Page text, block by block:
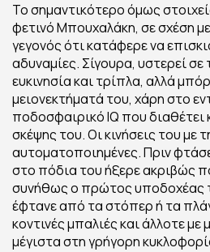
Το σημαντικότερο όμως
φετινό Μπουχαλάκη, σε σχέση
γεγονός ότι κατάφερε να
αδυναμίες. Σίγουρα, υστερεί σε
ευκινησία και τρίπλα, αλλά
μειονεκτήματά του, χάρη στο
ποδοσφαιρικό IQ που διαθέτει
σκέψης του. Οι κινήσεις του με
αυτοματοποιημένες. Πριν
στο πόδια του ήξερε ακριβώς
συνήθως ο πρώτος υποδοχέας
έφτανε από τα στόπερ ή τα
κοντινές μπαλιές και άλλοτε με
μέγιστα στη γρήγορη